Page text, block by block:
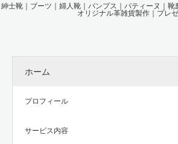
紳士靴｜ブーツ｜婦人靴｜パンプス｜パティーヌ｜靴
オリジナル革雑貨製作｜プレ
ホーム
プロフィール
サービス内容